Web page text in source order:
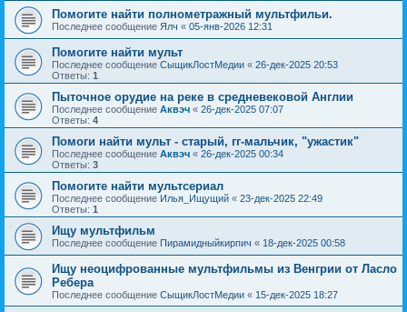
Помогите найти полнометражный мультфильи.
Последнее сообщение Ялч « 05-янв-2026 12:31
Помогите найти мульт
Последнее сообщение СыщикЛостМедии « 26-дек-2025 20:53
Ответы: 1
Пыточное орудие на реке в средневековой Англии
Последнее сообщение Аквэч « 26-дек-2025 07:07
Ответы: 4
Помоги найти мульт - старый, гг-мальчик, "ужастик"
Последнее сообщение Аквэч « 26-дек-2025 00:34
Ответы: 3
Помогите найти мультсериал
Последнее сообщение Илья_Ищущий « 23-дек-2025 22:49
Ответы: 1
Ищу мультфильм
Последнее сообщение Пирамидныйкирпич « 18-дек-2025 00:58
Ищу неоцифрованные мультфильмы из Венгрии от Ласло
Ребера
Последнее сообщение СыщикЛостМедии « 15-дек-2025 18:27